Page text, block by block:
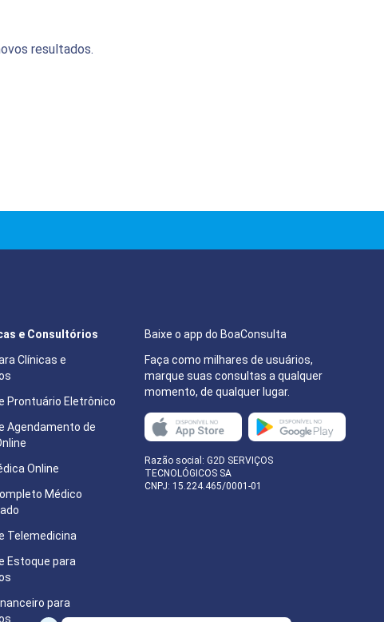
resultados.
Baixe o app do BoaConsulta
Faça como milhares de usuários,
marque suas consultas a qualquer
momento, de qualquer lugar.
Razão social: G2D SERVIÇOS
TECNOLÓGICOS SA
CNPJ: 15.224.465/0001-01
e Consultórios
Clínicas e
Prontuário Eletrônico
Agendamento de
Online
Médico
Telemedicina
Estoque para
para